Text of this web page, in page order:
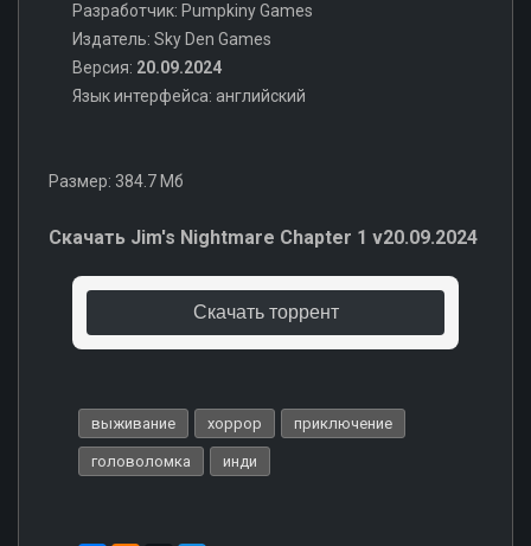
Разработчик: Pumpkiny Games
Издатель: Sky Den Games
Версия: 20.09.2024
Язык интерфейса: английский
Размер: 384.7 Мб
Скачать Jim's Nightmare Chapter 1 v20.09.2024
Скачать торрент
выживание хоррор приключение
головоломка инди